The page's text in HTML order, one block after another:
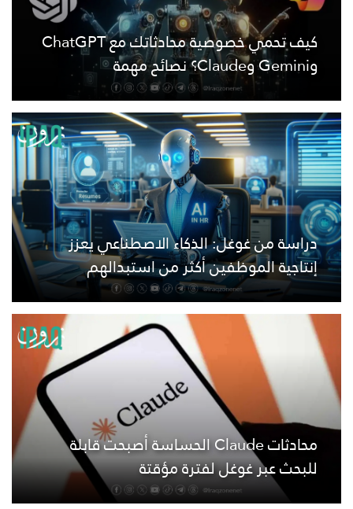
كيف تحمي خصوصية محادثاتك مع ChatGPT
وGemini وClaude؟ نصائح مهمة
دراسة من غوغل: الذكاء الاصطناعي يعزز
إنتاجية الموظفين أكثر من استبدالهم
محادثات Claude الحساسة أصبحت قابلة
للبحث عبر غوغل لفترة مؤقتة